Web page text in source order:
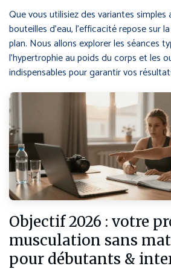
Que vous utilisiez des variantes simples
bouteilles d’eau, l’efficacité repose sur
plan. Nous allons explorer les séances
l’hypertrophie au poids du corps et les
indispensables pour garantir vos
Objectif 2026 : votre
musculation sans
pour débutants &